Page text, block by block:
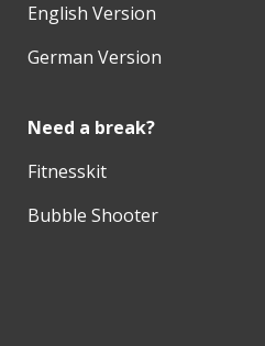
English Version
German Version
Need a break?
Fitnesskit
Bubble Shooter